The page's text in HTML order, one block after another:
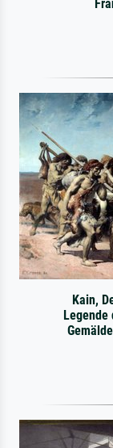
Kain,
Legende